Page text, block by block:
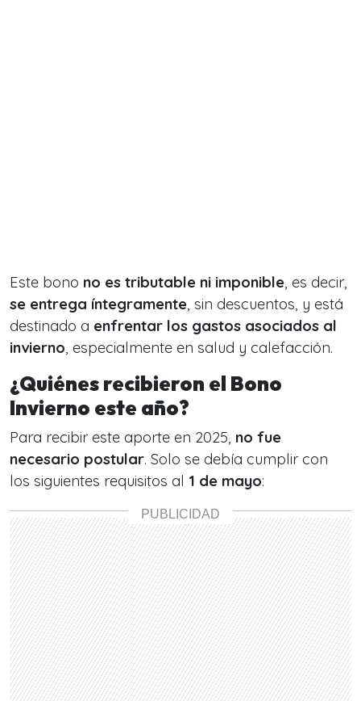
Este bono no es tributable ni imponible, es decir,
se entrega íntegramente, sin descuentos, y está
destinado a enfrentar los gastos asociados al
invierno, especialmente en salud y calefacción.
¿Quiénes recibieron el Bono
Invierno este año?
Para recibir este aporte en 2025, no fue
necesario postular. Solo se debía cumplir con
los siguientes requisitos al 1 de mayo: